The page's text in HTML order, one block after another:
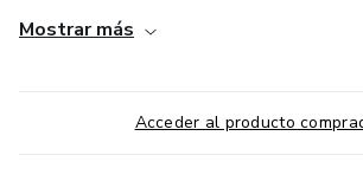
Mostrar más
Acceder al producto